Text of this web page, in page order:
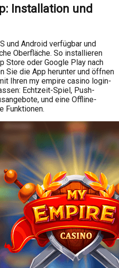
Installation und
und Android verfügbar und
Oberfläche. So installieren
Store oder Google Play nach
Sie die App herunter und öffnen
Ihren my empire casino login-
Echtzeit-Spiel, Push-
und eine Offline-
Funktionen.